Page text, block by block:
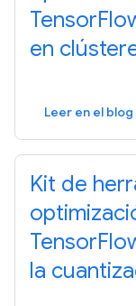
en
Leer en el
Kit de
la